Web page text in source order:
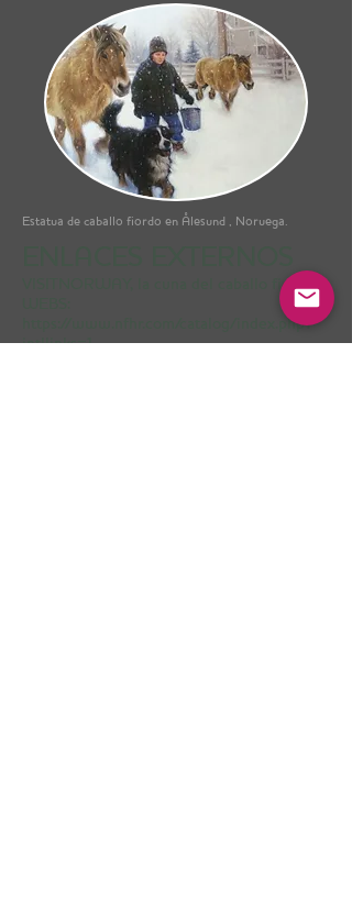
Estatua de caballo fiordo en Ålesund , Noruega.
VISITNORWAY, la cuna del caballo fiordo
https://www.nfhr.com/catalog/index.php?
intllinks=1